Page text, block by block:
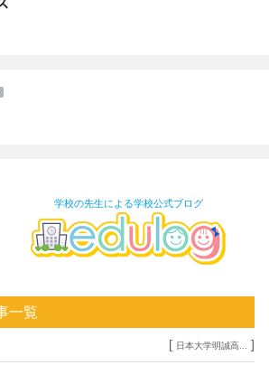
学校の先生による学校公式ブログ
一覧
[ 日本大学明誠高... ]